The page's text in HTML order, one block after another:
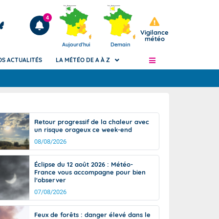
Articles
4
Aujourd'hui Demain
Vigilance
météo
de
Phénomènes dangereux de J+2 à J+7
Avertissement pluies intenses à l'échelle
des communes (Apic)
Bulletins Marine
Bulletins d'estimation du risque
d'avalanche
Météo des forêts
Vigicrues
ACTUALITÉS LA MÉTÉO DE A À Z
Retour progressif de la chaleur avec
un risque orageux ce week-end
08/08/2026
Éclipse du 12 août 2026 : Météo-
France vous accompagne pour bien
l'observer
07/08/2026
Feux de forêts : danger élevé dans le